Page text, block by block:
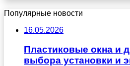
Популярные новости
16.05.2026
Пластиковые окна и
выбора установки и